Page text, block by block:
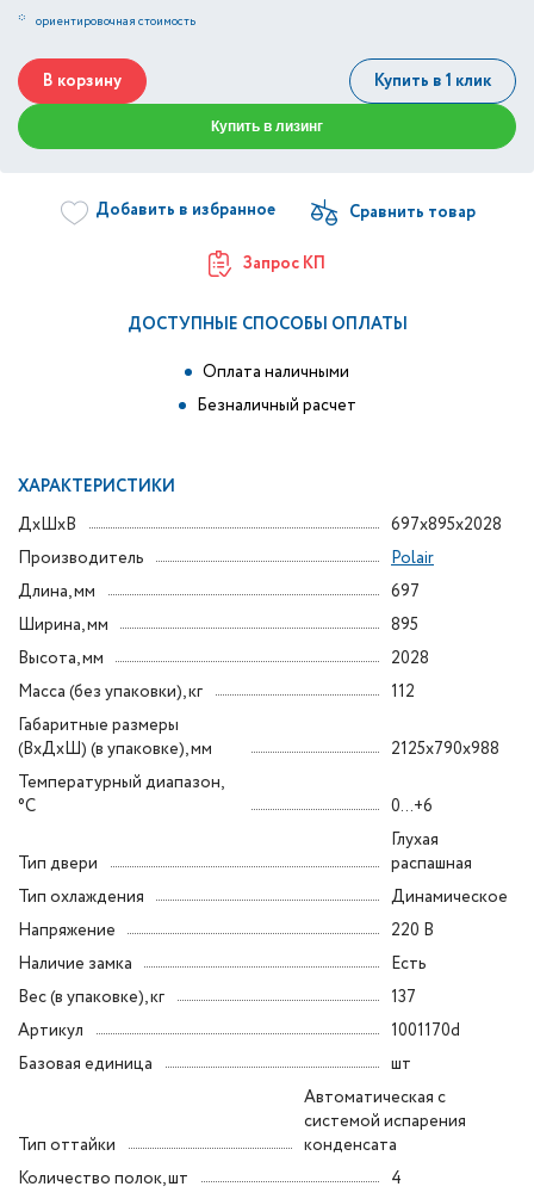
* ориентировочная стоимость
В корзину Купить в 1 клик
Купить в лизинг
Добавить в избранное
Запрос КП
ДОСТУПНЫЕ СПОСОБЫ ОПЛАТЫ
Оплата наличными
Безналичный расчет
ХАРАКТЕРИСТИКИ
ДxШxВ
697x895x2028
Производитель
Polair
Длина, мм
697
Ширина, мм
895
Высота, мм
2028
Масса (без упаковки), кг
112
Габаритные размеры
(ВxДxШ) (в упаковке), мм
2125x790x988
Температурный диапазон,
°C
0...+6
Тип двери
Глухая
распашная
Тип охлаждения
Динамическое
Напряжение
220 В
Наличие замка
Есть
Вес (в упаковке), кг
137
Артикул
1001170d
Базовая единица
шт
Тип оттайки
Автоматическая с
системой испарения
конденсата
Количество полок, шт
4